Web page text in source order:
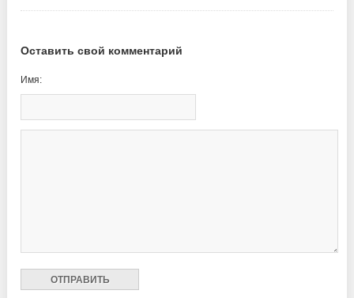
Оставить свой комментарий
Имя: